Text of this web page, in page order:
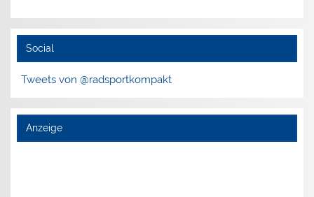
Social
Tweets von @radsportkompakt
Anzeige